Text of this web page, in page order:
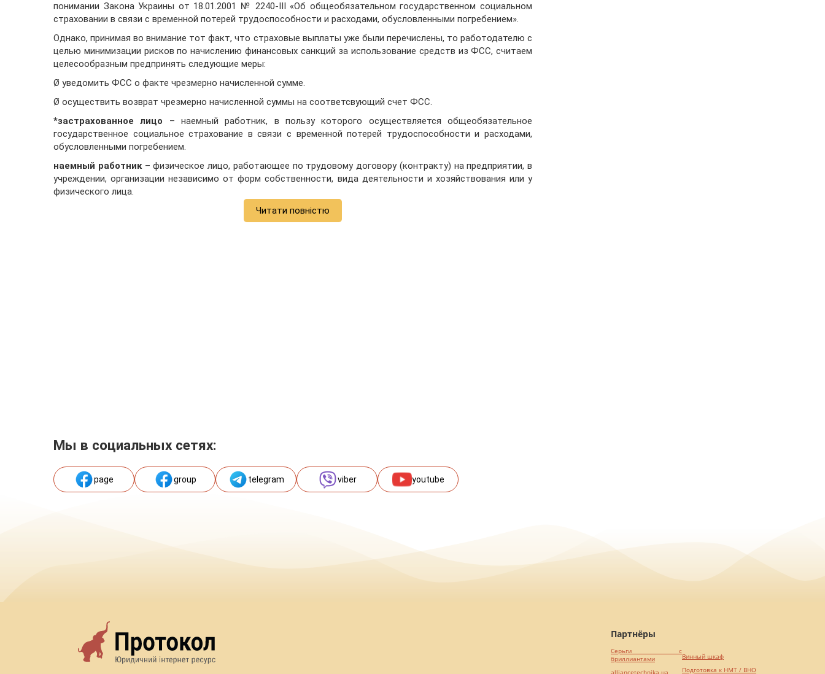
понимании Закона Украины от 18.01.2001 № 2240-III «Об общеобязательном государственном социальном
страховании в связи с временной потерей трудоспособности и расходами, обусловленными погребением».
Однако, принимая во внимание тот факт, что страховые выплаты уже были перечислены, то работодателю с
целью минимизации рисков по начислению финансовых санкций за использование средств из ФСС, считаем
целесообразным предпринять следующие меры:
Ø уведомить ФСС о факте чрезмерно начисленной сумме.
Ø осуществить возврат чрезмерно начисленной суммы на соответсвующий счет ФСС.
*застрахованное лицо – наемный работник, в пользу которого осуществляется общеобязательное
государственное социальное страхование в связи с временной потерей трудоспособности и расходами,
обусловленными погребением.
наемный работник– физическое лицо, работающее по трудовому договору (контракту) на предприятии, в
учреждении, организации независимо от форм собственности, вида деятельности и хозяйствования или у
физического лица.
Читати повністю
Мы в социальных сетях:
page group telegram viber youtube
Партнёры
Серьги с
бриллиантами
alliancetechnika.ua
Винный шкаф
Подготовка к НМТ / ВНО